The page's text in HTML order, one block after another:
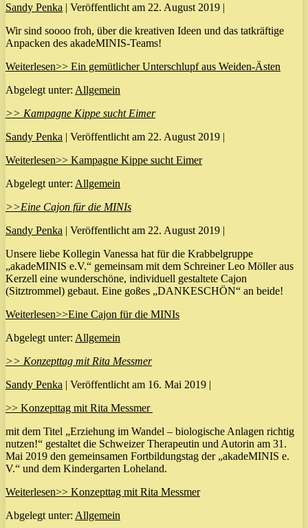
Sandy Penka | Veröffentlicht am 22. August 2019 |
Wir sind soooo froh, über die kreativen Ideen und das tatkräftige
Anpacken des akadeMINIS-Teams!
Weiterlesen>> Ein gemütlicher Unterschlupf aus Weiden-Ästen
Abgelegt unter: Allgemein
>> Kampagne Kippe sucht Eimer
Sandy Penka | Veröffentlicht am 22. August 2019 |
Weiterlesen>> Kampagne Kippe sucht Eimer
Abgelegt unter: Allgemein
>>Eine Cajon für die MINIs
Sandy Penka | Veröffentlicht am 22. August 2019 |
Unsere liebe Kollegin Vanessa hat für die Krabbelgruppe
„akadeMINIS e.V.“ gemeinsam mit dem Schreiner Leo Möller aus
Kerzell eine wunderschöne, individuell gestaltete Cajon
(Sitztrommel) gebaut. Eine goßes „DANKESCHÖN“ an beide!
Weiterlesen>>Eine Cajon für die MINIs
Abgelegt unter: Allgemein
>> Konzepttag mit Rita Messmer
Sandy Penka | Veröffentlicht am 16. Mai 2019 |
>> Konzepttag mit Rita Messmer
mit dem Titel „Erziehung im Wandel – biologische Anlagen richtig
nutzen!“ gestaltet die Schweizer Therapeutin und Autorin am 31.
Mai 2019 den gemeinsamen Fortbildungstag der „akadeMINIS e.
V.“ und dem Kindergarten Loheland.
Weiterlesen>> Konzepttag mit Rita Messmer
Abgelegt unter: Allgemein